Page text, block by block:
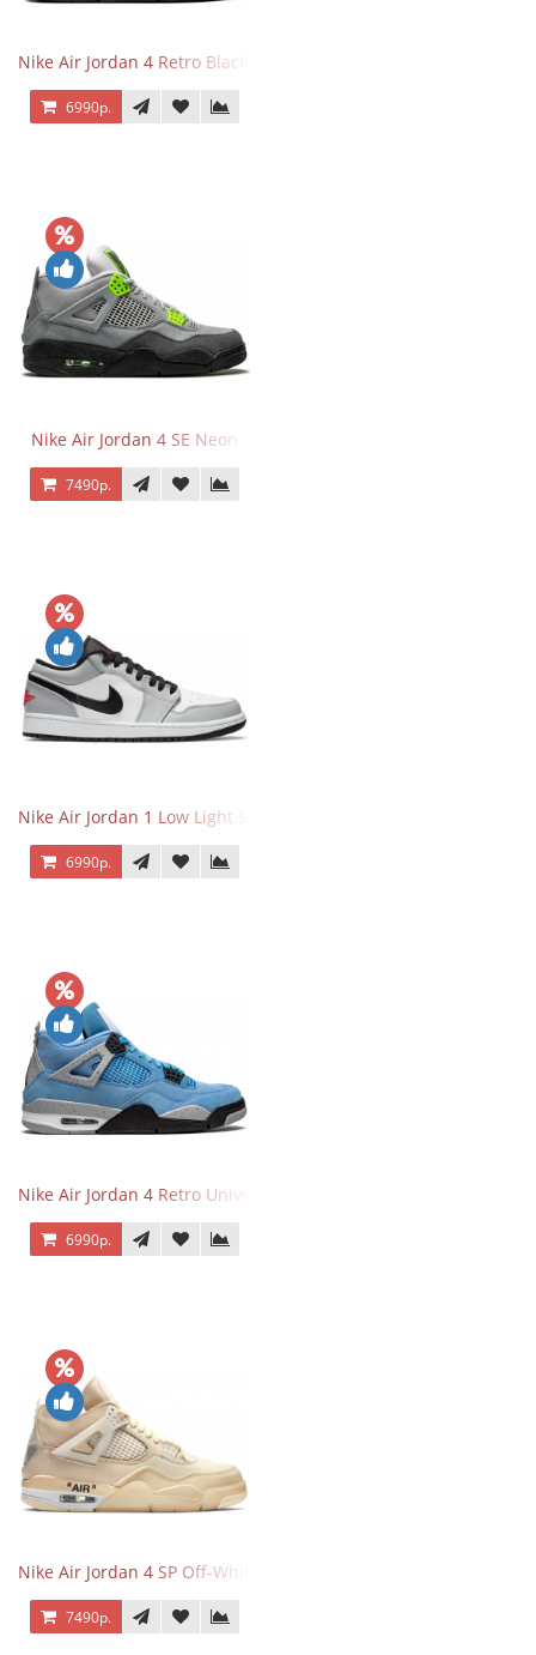
Nike Air Jordan 4 Retro Black Cat
6990р.
Nike Air Jordan 4 SE Neon
7490р.
Nike Air Jordan 1 Low Light Smoke Grey
6990р.
Nike Air Jordan 4 Retro University Blue
6990р.
Nike Air Jordan 4 SP Off-White Sail
7490р.